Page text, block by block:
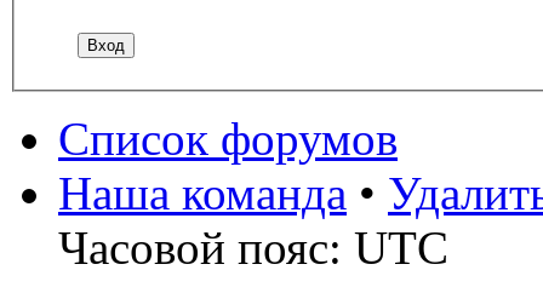
Список форумов
Наша команда •
Часовой пояс: UTC